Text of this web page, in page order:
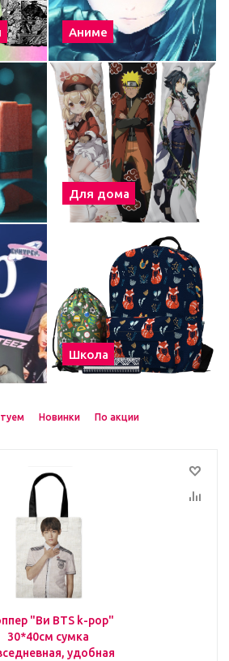
Аниме
Для дома
Школа
Новинки По акции
"Ви BTS k-pop"
30*40см сумка
удобная